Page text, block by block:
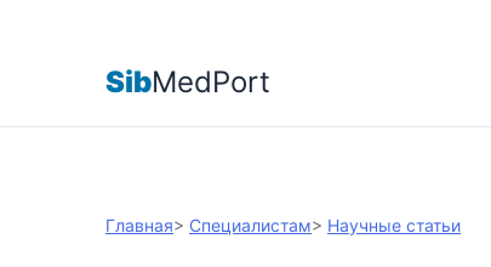
SibMedPort
Главная> Специалистам> Научные статьи